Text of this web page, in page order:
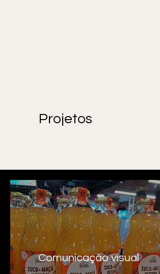
Projetos
Comunicação visual